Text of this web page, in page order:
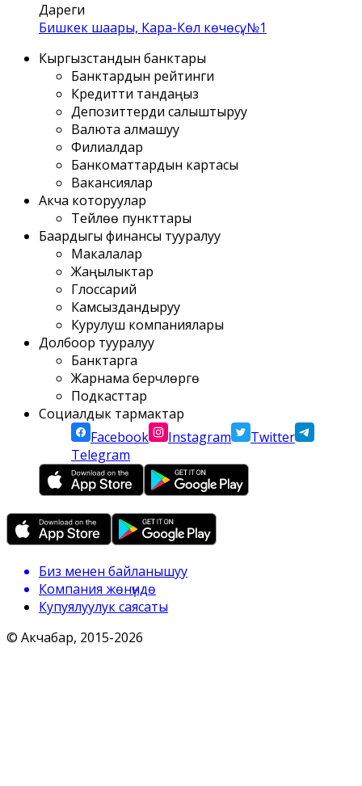
Дареги
Бишкек шаары, Кара-Көл көчөсү, №1
Кыргызстандын банктары
Банктардын рейтинги
Кредитти тандаңыз
Депозиттерди салыштыруу
Валюта алмашуу
Филиалдар
Банкоматтардын картасы
Вакансиялар
Акча которуулар
Тейлөө пункттары
Баардыгы финансы тууралуу
Макалалар
Жаңылыктар
Глоссарий
Камсыздандыруу
Курулуш компаниялары
Долбоор тууралуу
Банктарга
Жарнама берүүчүлөргө
Подкасттар
Социалдык тармактар
Facebook
Instagram
Twitter
Telegram
Биз менен байланышуу
Компания жөнүндө
Купуялуулук саясаты
© Акчабар, 2015-2026